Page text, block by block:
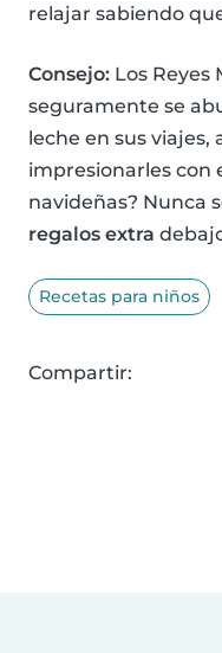
relajar sabiendo
Consejo: Los Reyes
seguramente se
leche en sus viajes,
impresionarles con
navideñas? Nunca
regalos extra
Recetas para niños
Compartir: